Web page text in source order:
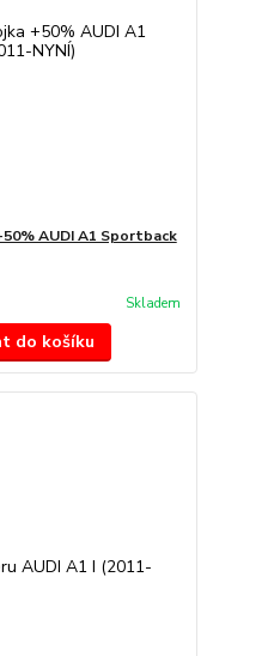
AUDI A1 Sportback
Skladem
do košíku